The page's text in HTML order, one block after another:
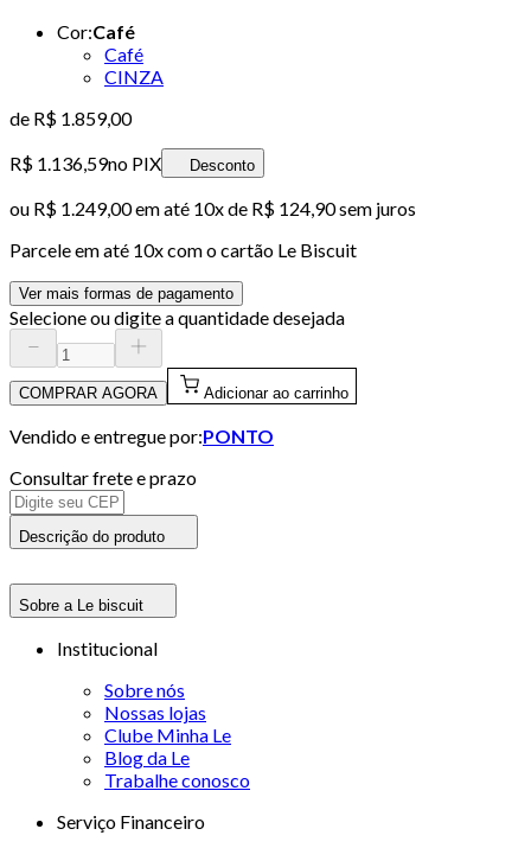
Cor:Café
Café
CINZA
de R$ 1.859,00
R$ 1.136,59no PIX Desconto
ou R$ 1.249,00em até 10x de R$ 124,90 sem juros
Parcele em até 10x com o cartão Le Biscuit
Ver mais formas de pagamento
Selecione ou digite a quantidade desejada
COMPRAR AGORA Adicionar ao carrinho
Vendido e entregue por:PONTO
Consultar frete e prazo
Descrição do produto
Sobre a Le biscuit
Institucional
Sobre nós
Nossas lojas
Clube Minha Le
Blog da Le
Trabalhe conosco
Serviço Financeiro